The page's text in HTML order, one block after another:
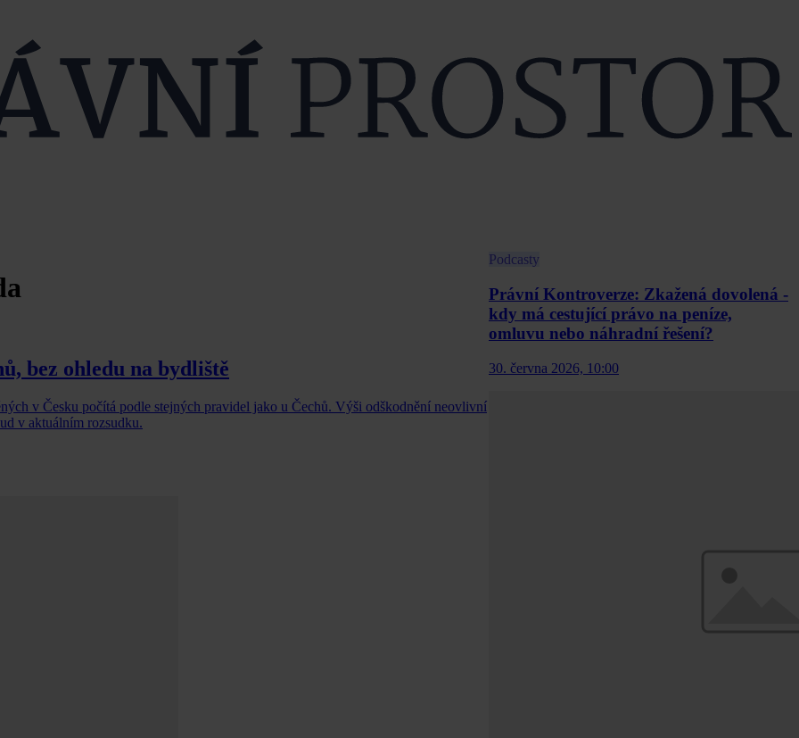
bez ohledu na bydliště
v Česku počítá podle stejných pravidel jako u Čechů. Výši odškodnění neovlivní
v aktuálním rozsudku.
Podcasty
Právní Kontroverze: Zkažená dovolená -
kdy má cestující právo na peníze,
omluvu nebo náhradní řešení?
30. června 2026, 10:00